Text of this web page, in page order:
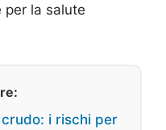
per la salute
i rischi per